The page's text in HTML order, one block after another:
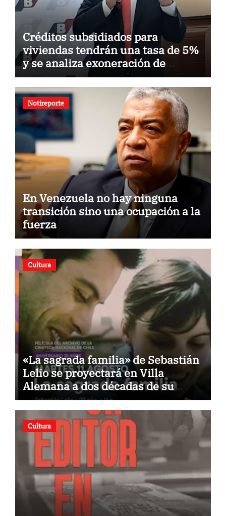
Créditos subsidiados para
viviendas tendrán una tasa de 5%
y se analiza exoneración de
aranceles
Notireporte
En Venezuela no hay ninguna
transición sino una ocupación a la
fuerza
Cultura
«La sagrada familia» de Sebastián
Lelio se proyectará en Villa
Alemana a dos décadas de su
estreno
Cultura